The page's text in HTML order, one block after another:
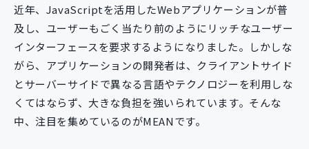
イベント・セミナー
ニュース
採用情報
Contact
近年、JavaScriptを活用したWebアプリケーションが普
及し、ユーザーもごく当たり前のようにリッチなユーザー
インターフェースを要求するようになりました。しかしな
がら、アプリケーションの開発者は、クライアントサイド
とサーバーサイドで異なる言語やテクノロジーを利用しな
くてはならず、大きな負担を強いられています。そんな
中、注目を集めているのがMEANです。